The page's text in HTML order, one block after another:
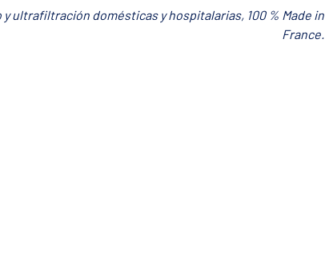
ultrafiltración domésticas y hospitalarias, 100 % Made in
France.